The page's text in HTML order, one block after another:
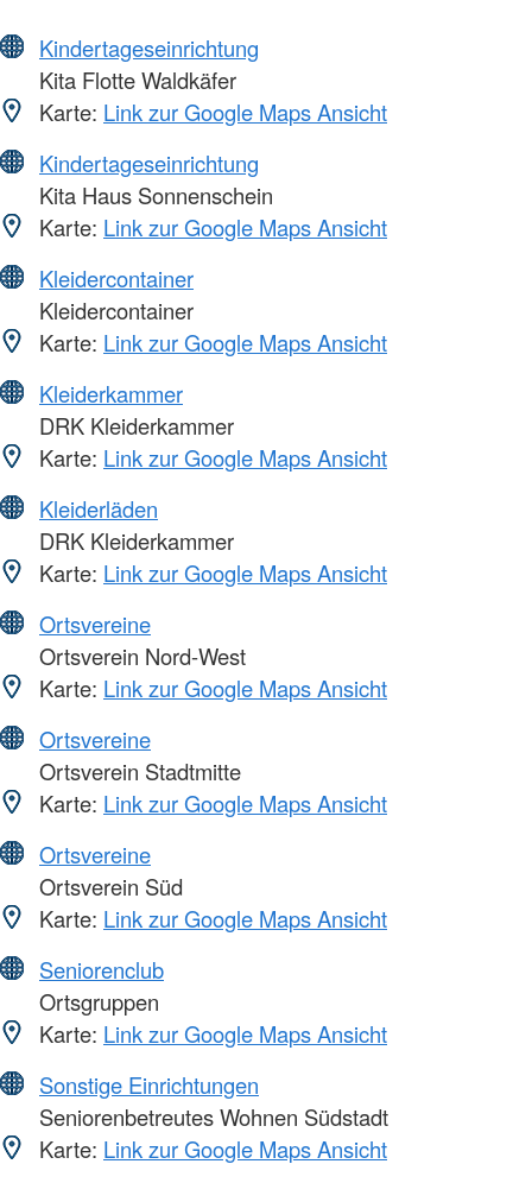
Kindertageseinrichtung
Kita Flotte Waldkäfer
Karte: Link zur Google Maps Ansicht
Kindertageseinrichtung
Kita Haus Sonnenschein
Karte: Link zur Google Maps Ansicht
Kleidercontainer
Kleidercontainer
Karte: Link zur Google Maps Ansicht
Kleiderkammer
DRK Kleiderkammer
Karte: Link zur Google Maps Ansicht
Kleiderläden
DRK Kleiderkammer
Karte: Link zur Google Maps Ansicht
Ortsvereine
Ortsverein Nord-West
Karte: Link zur Google Maps Ansicht
Ortsvereine
Ortsverein Stadtmitte
Karte: Link zur Google Maps Ansicht
Ortsvereine
Ortsverein Süd
Karte: Link zur Google Maps Ansicht
Seniorenclub
Ortsgruppen
Karte: Link zur Google Maps Ansicht
Sonstige Einrichtungen
Seniorenbetreutes Wohnen Südstadt
Karte: Link zur Google Maps Ansicht